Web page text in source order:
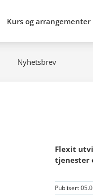
Kurs og arrangementer
Nyhetsbrev
Flexit
tjenester
Publisert